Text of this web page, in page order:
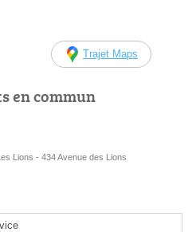
Trajet Maps
en commun
Lions - 434 Avenue des Lions